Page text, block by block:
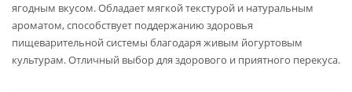
ягодным вкусом. Обладает мягкой текстурой и натуральным
ароматом, способствует поддержанию здоровья
пищеварительной системы благодаря живым йогуртовым
культурам. Отличный выбор для здорового и приятного перекуса.